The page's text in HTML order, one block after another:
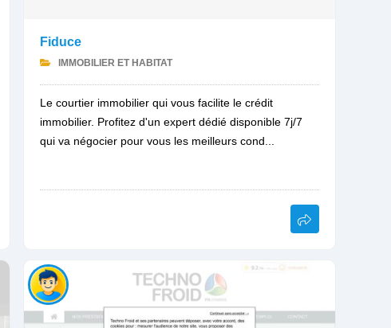
Fiduce
IMMOBILIER ET HABITAT
Le courtier immobilier qui vous facilite le crédit
immobilier. Profitez d'un expert dédié disponible 7j/7
qui va négocier pour vous les meilleurs cond...